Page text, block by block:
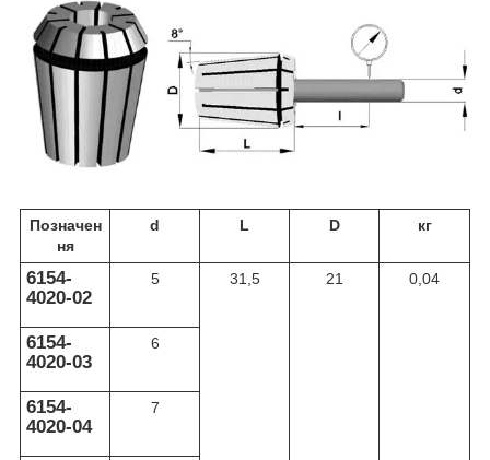
Позначен
ня
d L D кг
6154-
4020-02
5 31,5 21 0,04
6154-
4020-03
6
6154-
4020-04
7